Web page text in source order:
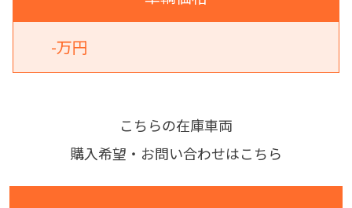
-万円
こちらの在庫車両
購入希望・お問い合わせはこちら